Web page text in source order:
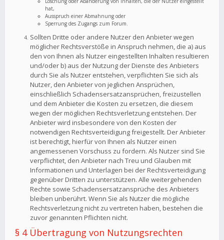
hat,
Ausspruch einer Abmahnung oder
Sperrung des Zugangs zum Forum.
Sollten Dritte oder andere Nutzer den Anbieter wegen
möglicher Rechtsverstöße in Anspruch nehmen, die a) aus
den von Ihnen als Nutzer eingestellten Inhalten resultieren
und/oder b) aus der Nutzung der Dienste des Anbieters
durch Sie als Nutzer entstehen, verpflichten Sie sich als
Nutzer, den Anbieter von jeglichen Ansprüchen,
einschließlich Schadensersatzansprüchen, freizustellen
und dem Anbieter die Kosten zu ersetzen, die diesem
wegen der möglichen Rechtsverletzung entstehen. Der
Anbieter wird insbesondere von den Kosten der
notwendigen Rechtsverteidigung freigestellt. Der Anbieter
ist berechtigt, hierfür von Ihnen als Nutzer einen
angemessenen Vorschuss zu fordern. Als Nutzer sind Sie
verpflichtet, den Anbieter nach Treu und Glauben mit
Informationen und Unterlagen bei der Rechtsverteidigung
gegenüber Dritten zu unterstützen. Alle weitergehenden
Rechte sowie Schadensersatzansprüche des Anbieters
bleiben unberührt. Wenn Sie als Nutzer die mögliche
Rechtsverletzung nicht zu vertreten haben, bestehen die
zuvor genannten Pflichten nicht.
§ 4 Übertragung von Nutzungsrechten